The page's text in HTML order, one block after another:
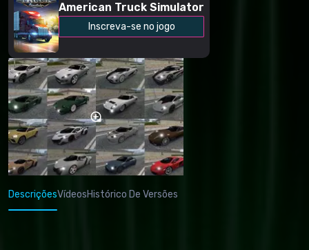
American Truck Simulator
Inscreva-se no jogo
DescriçõesVídeosHistórico De Versões